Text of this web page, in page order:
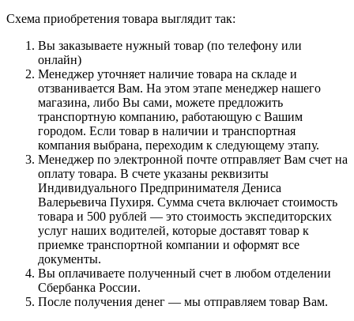
Схема приобретения товара выглядит так:
Вы заказываете нужный товар (по телефону или
онлайн)
Менеджер уточняет наличие товара на складе и
отзванивается Вам. На этом этапе менеджер нашего
магазина, либо Вы сами, можете предложить
транспортную компанию, работающую с Вашим
городом. Если товар в наличии и транспортная
компания выбрана, переходим к следующему этапу.
Менеджер по электронной почте отправляет Вам счет на
оплату товара. В счете указаны реквизиты
Индивидуального Предпринимателя Дениса
Валерьевича Пухиря. Сумма счета включает стоимость
товара и 500 рублей — это стоимость экспедиторских
услуг наших водителей, которые доставят товар к
приемке транспортной компании и оформят все
документы.
Вы оплачиваете полученный счет в любом отделении
Сбербанка России.
После получения денег — мы отправляем товар Вам.